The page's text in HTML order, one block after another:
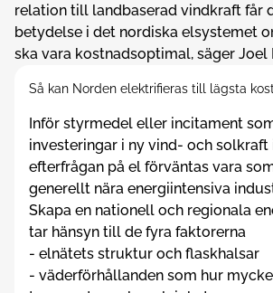
relation till landbaserad vindkraft får
betydelse i det nordiska elsystemet
ska vara kostnadsoptimal, säger Joel
Så kan Norden elektrifieras till lägsta
Inför styrmedel eller incitament
investeringar i ny vind- och solkraft
efterfrågan på el förväntas vara
generellt nära energiintensiva
Skapa en nationell och regionala
tar hänsyn till de fyra faktorerna
- elnätets struktur och flaskhalsar
- väderförhållanden som hur